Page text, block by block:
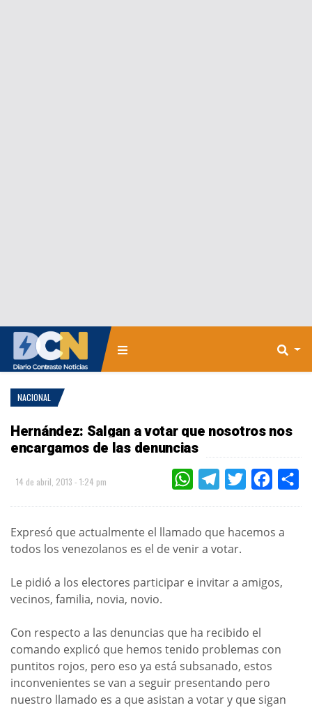
NACIONAL
Hernández: Salgan a votar que nosotros nos
encargamos de las denuncias
14 de abril, 2013 - 1:24 pm WHATSAPPTELEGRAMTWITTER
Expresó que actualmente el llamado que hacemos a
todos los venezolanos es el de venir a votar.
Le pidió a los electores participar e invitar a amigos,
vecinos, familia, novia, novio.
Con respecto a las denuncias que ha recibido el
comando explicó que hemos tenido problemas con
puntitos rojos, pero eso ya está subsanado, estos
inconvenientes se van a seguir presentando pero
nuestro llamado es a que asistan a votar y que sigan